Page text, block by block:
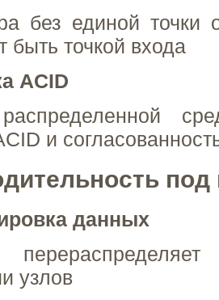
без единой
быть точкой входа
ACID
и
под
данных
узлов